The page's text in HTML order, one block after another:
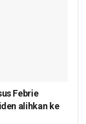
Febrie
alihkan ke